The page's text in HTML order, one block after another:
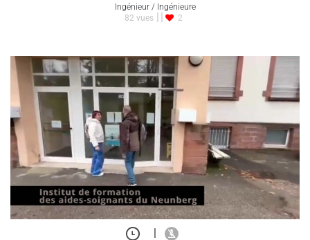
Ingénieur / Ingénieure
82 vues
2
|